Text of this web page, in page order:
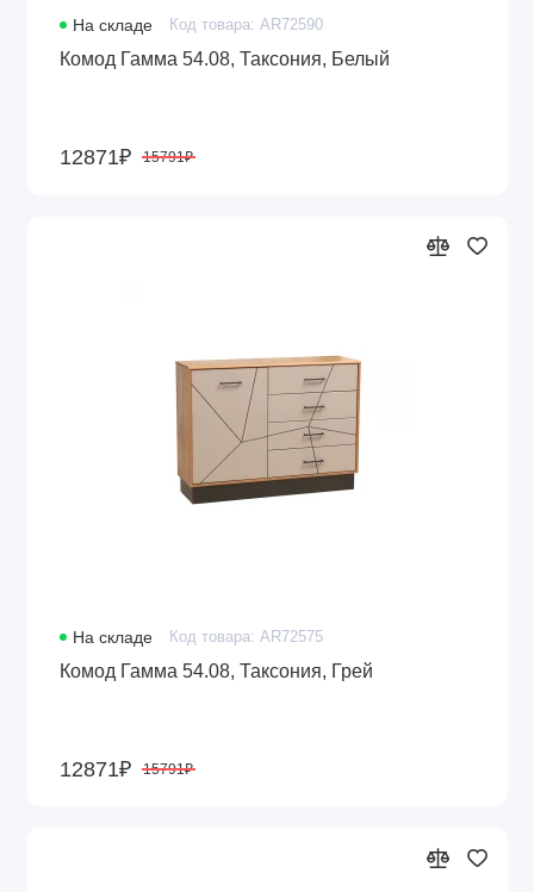
На складе Код товара: AR72590
Комод Гамма 54.08, Таксония, Белый
12871₽ 15791₽
На складе Код товара: AR72575
Комод Гамма 54.08, Таксония, Грей
12871₽ 15791₽